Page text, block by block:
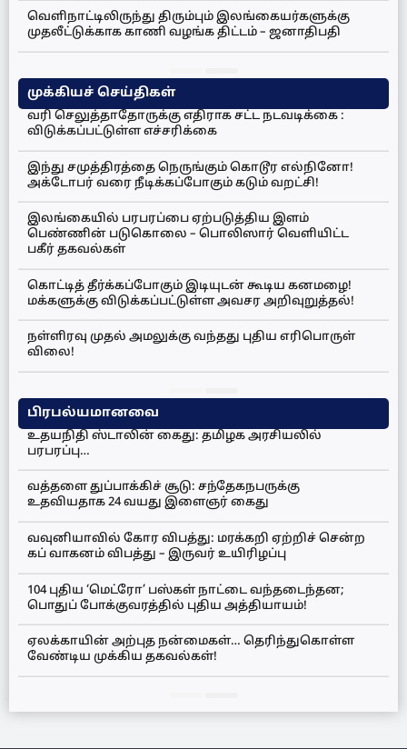
வெளிநாட்டிலிருந்து திரும்பும் இலங்கையர்களுக்கு
முதலீட்டுக்காக காணி வழங்க திட்டம் – ஜனாதிபதி
முக்கியச் செய்திகள்
வரி செலுத்தாதோருக்கு எதிராக சட்ட நடவடிக்கை :
விடுக்கப்பட்டுள்ள எச்சரிக்கை
இந்து சமுத்திரத்தை நெருங்கும் கொடூர எல்நினோ!
அக்டோபர் வரை நீடிக்கப்போகும் கடும் வறட்சி!
இலங்கையில் பரபரப்பை ஏற்படுத்திய இளம்
பெண்ணின் படுகொலை – பொலிஸார் வெளியிட்ட
பகீர் தகவல்கள்
கொட்டித் தீர்க்கப்போகும் இடியுடன் கூடிய கனமழை!
மக்களுக்கு விடுக்கப்பட்டுள்ள அவசர அறிவுறுத்தல்!
நள்ளிரவு முதல் அமலுக்கு வந்தது புதிய எரிபொருள்
விலை!
பிரபல்யமானவை
உதயநிதி ஸ்டாலின் கைது: தமிழக அரசியலில்
பரபரப்பு…
வத்தளை துப்பாக்கிச் சூடு: சந்தேகநபருக்கு
உதவியதாக 24 வயது இளைஞர் கைது
வவுனியாவில் கோர விபத்து: மரக்கறி ஏற்றிச் சென்ற
கப் வாகனம் விபத்து – இருவர் உயிரிழப்பு
104 புதிய ‘மெட்ரோ’ பஸ்கள் நாட்டை வந்தடைந்தன;
பொதுப் போக்குவரத்தில் புதிய அத்தியாயம்!
ஏலக்காயின் அற்புத நன்மைகள்… தெரிந்துகொள்ள
வேண்டிய முக்கிய தகவல்கள்!